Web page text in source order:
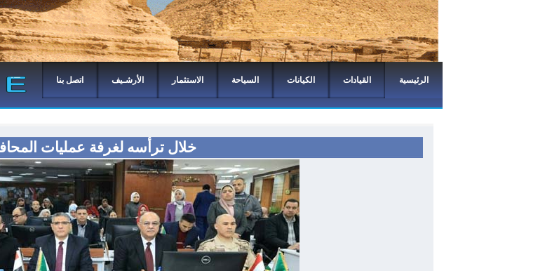
الرئيسية القيادات الكيانات السياحة الاستثمار الأرشـيف اتصل بنا
خلال ترأسه لغرفة عمليات